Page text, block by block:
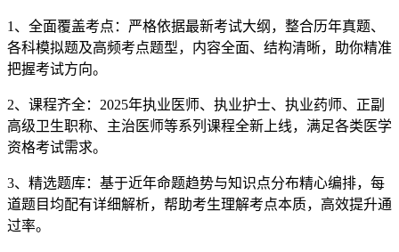
1、全面覆盖考点：严格依据最新考试大纲，整合历年真题、
各科模拟题及高频考点题型，内容全面、结构清晰，助你精准
把握考试方向。
2、课程齐全：2025年执业医师、执业护士、执业药师、正副
高级卫生职称、主治医师等系列课程全新上线，满足各类医学
资格考试需求。
3、精选题库：基于近年命题趋势与知识点分布精心编排，每
道题目均配有详细解析，帮助考生理解考点本质，高效提升通
过率。